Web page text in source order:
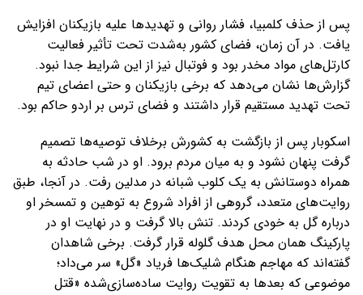
پس از حذف کلمبیا، فشار روانی و تهدیدها علیه بازیکنان افزایش
یافت. در آن زمان، فضای کشور به‌شدت تحت تأثیر فعالیت
کارتل‌های مواد مخدر بود و فوتبال نیز از این شرایط جدا نبود.
گزارش‌ها نشان می‌دهد که برخی بازیکنان و حتی اعضای تیم
تحت تهدید مستقیم قرار داشتند و فضای ترس بر اردو حاکم بود.
اسکوبار پس از بازگشت به کشورش برخلاف توصیه‌ها تصمیم
گرفت پنهان نشود و به میان مردم برود. او در شب حادثه به
همراه دوستانش به یک کلوب شبانه در مدلین رفت. در آنجا، طبق
روایت‌های متعدد، گروهی از افراد شروع به توهین و تمسخر او
درباره گل به خودی کردند. تنش بالا گرفت و در نهایت او در
پارکینگ همان محل هدف گلوله قرار گرفت. برخی شاهدان
گفته‌اند که مهاجم هنگام شلیک‌ها فریاد «گل» سر می‌داد؛
موضوعی که بعدها به تقویت روایت ساده‌سازی‌شده «قتل